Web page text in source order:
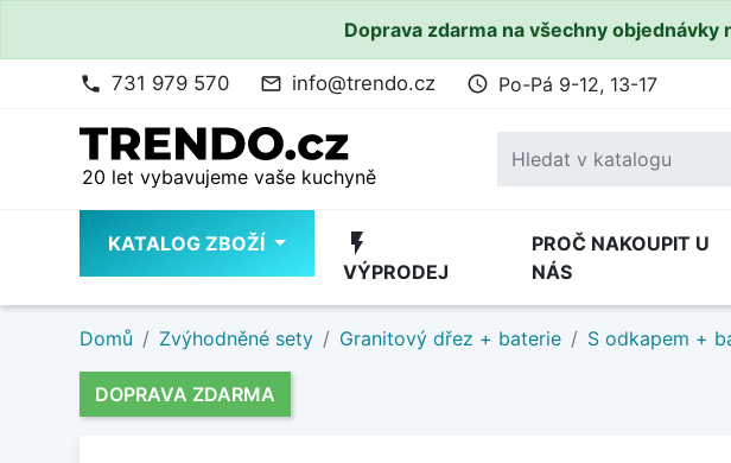
Doprava zdarma na všechny objednávky
phone 731 979 570 mail_outline info@trendo.cz access_time Po-Pá 9-12, 13-17
20 let vybavujeme vaše kuchyně
KATALOG ZBOŽÍ flash_on
VÝPRODEJ
PROČ NAKOUPIT U
NÁS
Domů Zvýhodněné sety Granitový dřez + baterie S odkapem +
DOPRAVA ZDARMA